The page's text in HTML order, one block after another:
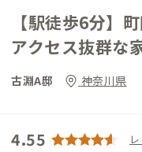
【駅徒歩6分】
アクセス抜群な
古淵A邸 神奈川県
4.55